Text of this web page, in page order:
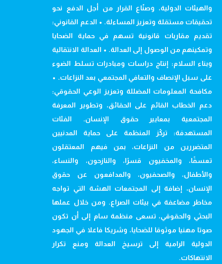
والهيئات الدولية، وصنّاع القرار من أجل الدفع نحو
تحقيقات مستقلة وتعزيز المساءلة. • الدعم القانوني:
تقديم مقاربات قانونية تسهم في حماية الضحايا
وتمكينهم من الوصول إلى العدالة. • العدالة الانتقالية
وبناء السلام: إنتاج دراسات ومبادرات تسلط الضوء
على سبل الإنصاف والتعافي المجتمعي بعد النزاعات. •
مكافحة المعلومات المضللة وتعزيز الوعي الحقوقي:
دعم الخطاب القائم على الحقائق، وتطوير المعرفة
المجتمعية بمعايير حقوق الإنسان. الفئات
المستهدفة: تركّز المنظمة على حماية المدنيين
المتضررين من النزاعات، بمن فيهم المعتقلون
تعسفًا، والمخفيون قسرًا، والنازحون، والنساء،
والأطفال، والصحفيون، والمدافعون عن حقوق
الإنسان، إضافة إلى المجتمعات الهشة التي تواجه
مخاطر مضاعفة في بيئات الصراع. ومن خلال عملها
البحثي والحقوقي، تسعى منظمة سام إلى أن تكون
صوتا مهنيا موثوقا للضحايا، وشريكا فاعلا في الجهود
الدولية الرامية إلى ترسيخ العدالة ومنع تكرار
الانتهاكات.